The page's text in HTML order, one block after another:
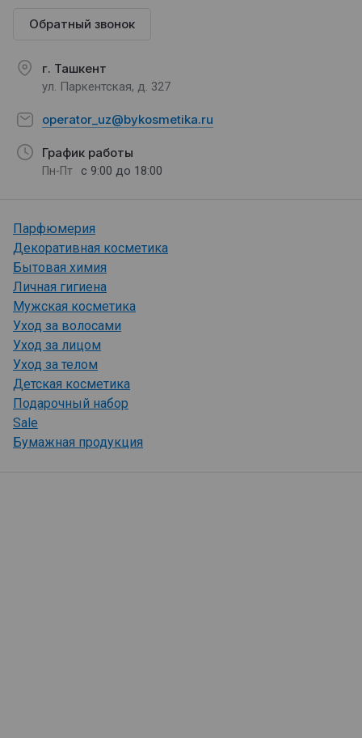
Обратный звонок
г. Ташкент
ул. Паркентская, д. 327
operator_uz@bykosmetika.ru
График работы
Пн-Пт с 9:00 до 18:00
Парфюмерия
Декоративная косметика
Бытовая химия
Личная гигиена
Мужская косметика
Уход за волосами
Уход за лицом
Уход за телом
Детская косметика
Подарочный набор
Sale
Бумажная продукция